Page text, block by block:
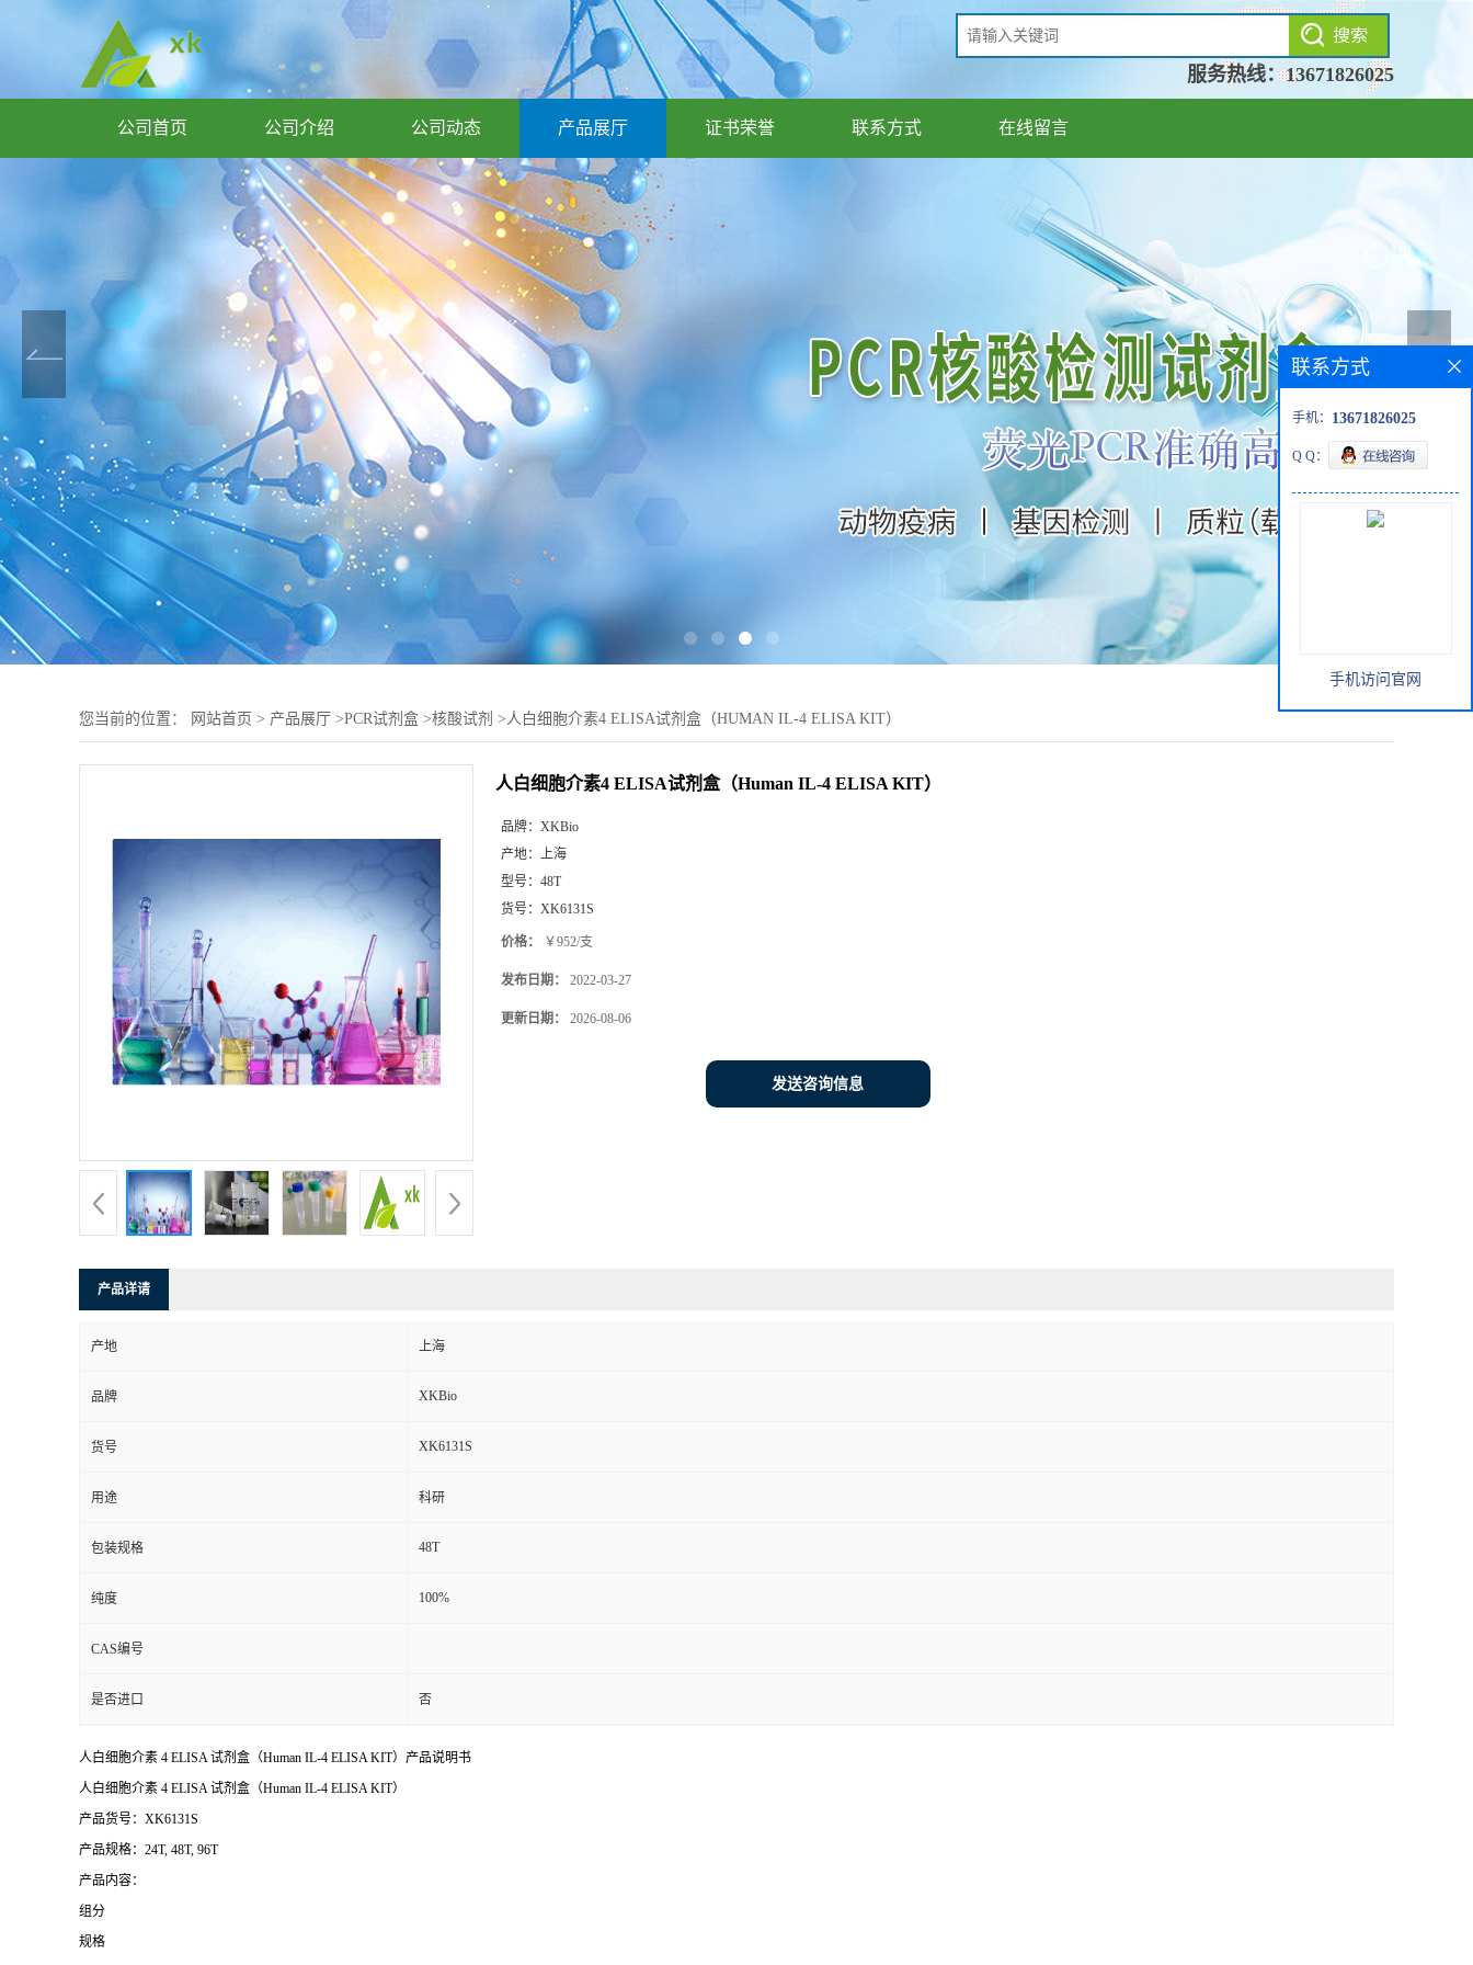
服务热线：13671826025
公司首页 公司介绍 公司动态 产品展厅 证书荣誉 联系方式 在线留言
您当前的位置： 网站首页 > 产品展厅 >PCR试剂盒 >核酸试剂 >人白细胞介素4 ELISA试剂盒（HUMAN IL-4 ELISA KIT）
人白细胞介素4 ELISA试剂盒（Human IL-4 ELISA KIT）
品牌： XKBio
产地： 上海
型号： 48T
货号： XK6131S
价格： ￥952/支
发布日期： 2022-03-27
更新日期： 2026-08-06
发送咨询信息
产品详请
产地 上海
品牌 XKBio
货号 XK6131S
用途 科研
包装规格 48T
纯度 100%
CAS编号
是否进口 否
人白细胞介素 4 ELISA 试剂盒（Human IL-4 ELISA KIT）产品说明书
人白细胞介素 4 ELISA 试剂盒（Human IL-4 ELISA KIT）
产品货号：XK6131S
产品规格：24T, 48T, 96T
产品内容：
组分
规格
联系方式
手机： 13671826025
Q Q：
手机访问官网